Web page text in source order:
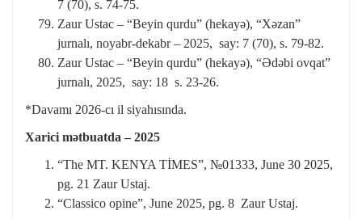
7 (70), s. 74-75.
Zaur Ustac – “Beyin qurdu” (hekayə), “Xəzan”
jurnalı, noyabr-dekabr – 2025, say: 7 (70), s. 79-82.
Zaur Ustac – “Beyin qurdu” (hekayə), “Ədəbi ovqat”
jurnalı, 2025, say: 18 s. 23-26.
*Davamı 2026-cı il siyahısında.
Xarici mətbuatda – 2025
“The MT. KENYA TİMES”, №01333, June 30 2025,
pg. 21 Zaur Ustaj.
“Classico opine”, June 2025, pg. 8 Zaur Ustaj.